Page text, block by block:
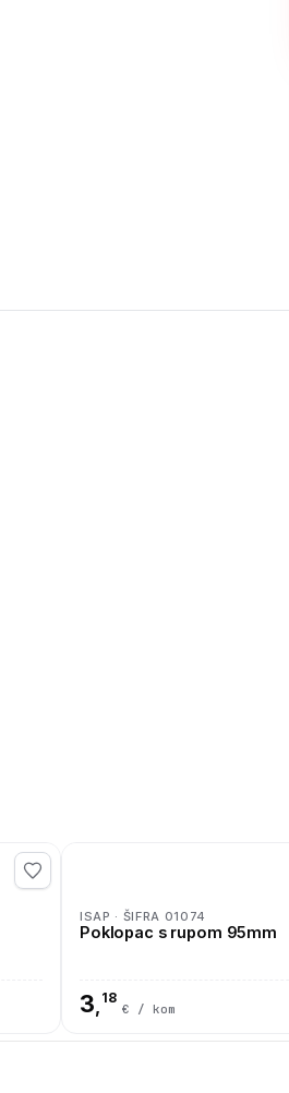
ISAP · ŠIFRA 01074
Poklopac s rupom 95mm
3, 18
€ / kom